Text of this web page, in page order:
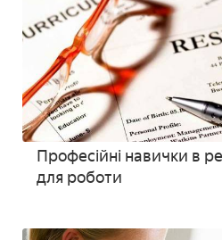
Професійні навички в
для роботи